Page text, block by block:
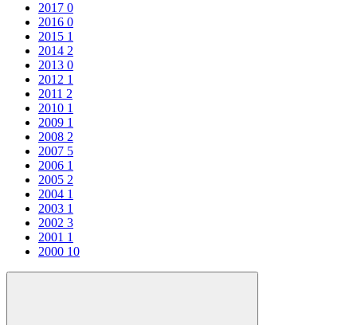
2017 0
2016 0
2015 1
2014 2
2013 0
2012 1
2011 2
2010 1
2009 1
2008 2
2007 5
2006 1
2005 2
2004 1
2003 1
2002 3
2001 1
2000 10